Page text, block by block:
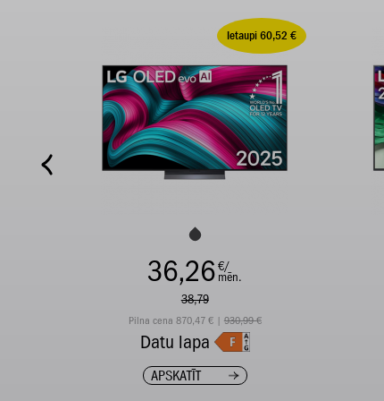
Ietaupi 60,52 €
36,26€/
mēn.
38,79
Pilna cena 870,47 € | 930,99 €
Datu lapa
APSKATĪT